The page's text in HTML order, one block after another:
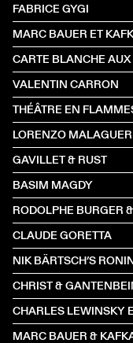
FABRICE GYGI
MARC BAUER ET
CARTE BLANCHE
VALENTIN CARRON
THÉÂTRE EN
LORENZO
GAVILLET & RUST
BASIM MAGDY
RODOLPHE BURGER
CLAUDE GORETTA
NIK BÄRTSCH’S
CHRIST &
CHARLES LEWINSKY
MARC BAUER &